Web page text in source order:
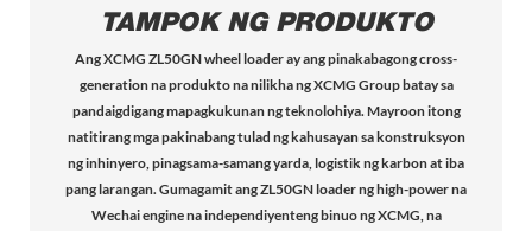
TAMPOK NG PRODUKTO
Ang XCMG ZL50GN wheel loader ay ang pinakabagong cross-
generation na produkto na nilikha ng XCMG Group batay sa
pandaigdigang mapagkukunan ng teknolohiya. Mayroon itong
natitirang mga pakinabang tulad ng kahusayan sa konstruksyon
ng inhinyero, pinagsama-samang yarda, logistik ng karbon at iba
pang larangan. Gumagamit ang ZL50GN loader ng high-power na
Wechai engine na independiyenteng binuo ng XCMG, na